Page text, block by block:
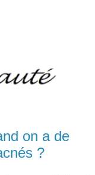
on a de
?